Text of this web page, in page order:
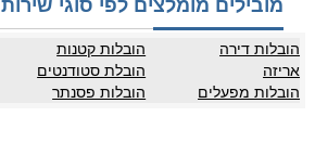
מובילים מומלצים לפי סוגי שירות
הובלות דירה הובלות קטנות
אריזה
הובלת סטודנטים
הובלות מפעלים
הובלות פסנתר